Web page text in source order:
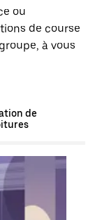
ou
de course
à vous
de